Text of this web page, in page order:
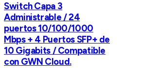
Switch Capa 3
Administrable / 24
puertos 10/100/1000
Mbps + 4 Puertos SFP+ de
10 Gigabits / Compatible
con GWN Cloud.